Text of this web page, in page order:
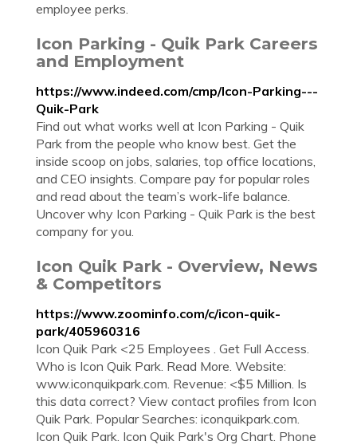
employee perks.
Icon Parking - Quik Park Careers
and Employment
https://www.indeed.com/cmp/Icon-Parking---
Quik-Park
Find out what works well at Icon Parking - Quik
Park from the people who know best. Get the
inside scoop on jobs, salaries, top office locations,
and CEO insights. Compare pay for popular roles
and read about the team’s work-life balance.
Uncover why Icon Parking - Quik Park is the best
company for you.
Icon Quik Park - Overview, News
& Competitors
https://www.zoominfo.com/c/icon-quik-
park/405960316
Icon Quik Park <25 Employees . Get Full Access.
Who is Icon Quik Park. Read More. Website:
www.iconquikpark.com. Revenue: <$5 Million. Is
this data correct? View contact profiles from Icon
Quik Park. Popular Searches: iconquikpark.com.
Icon Quik Park. Icon Quik Park's Org Chart. Phone